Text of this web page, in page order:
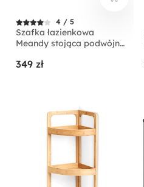
4 / 5
Szafka łazienkowa
Meandy stojąca podwójna
349 zł